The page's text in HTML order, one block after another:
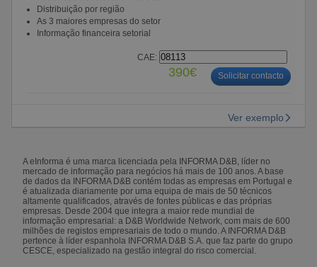
Distribuição por região
As 3 maiores empresas do setor
Informação financeira setorial
CAE:
390€ Solicitar contacto
Ver exemplo
A eInforma é uma marca licenciada pela INFORMA D&B, líder no
mercado de informação para negócios há mais de 100 anos. A base
de dados da INFORMA D&B contém todas as empresas em Portugal e
é atualizada diariamente por uma equipa de mais de 50 técnicos
altamente qualificados, através de fontes públicas e das próprias
empresas. Desde 2004 que integra a maior rede mundial de
informação empresarial: a D&B Worldwide Network, com mais de 600
milhões de registos empresariais de todo o mundo. A INFORMA D&B
pertence à líder espanhola INFORMA D&B S.A. que faz parte do grupo
CESCE, especializado na gestão integral do risco comercial.